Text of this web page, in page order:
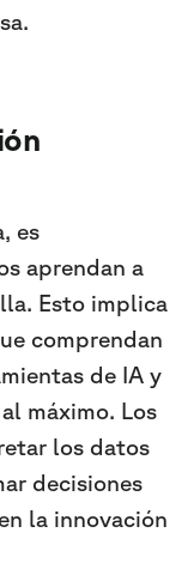
es
aprendan a
Esto implica
comprendan
de IA y
máximo. Los
los datos
decisiones
la innovación